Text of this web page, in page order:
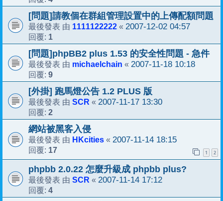
[問題]請教個在群組管理設置中的上傳配額問題
最後發表 由 1111122222 « 2007-12-02 04:57
回覆: 1
[問題]phpBB2 plus 1.53 的安全性問題 - 急件
最後發表 由 michaelchain « 2007-11-18 10:18
回覆: 9
[外掛] 跑馬燈公告 1.2 PLUS 版
最後發表 由 SCR « 2007-11-17 13:30
回覆: 2
網站被黑客入侵
最後發表 由 HKcities « 2007-11-14 18:15
回覆: 17 1 2
phpbb 2.0.22 怎麼升級成 phpbb plus?
最後發表 由 SCR « 2007-11-14 17:12
回覆: 4